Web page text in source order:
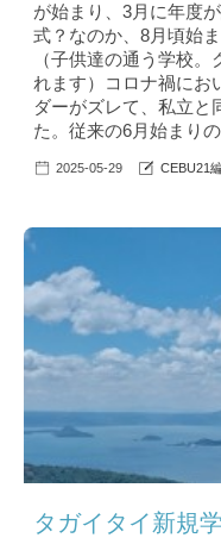
が始まり、3月に年度
式？なのか、8月頃始
（子供達の通う学校
れます）コロナ禍にお
ダーがズレて、私立と
た。従来の6月始まり
2025-05-29 CEBU21
タガイタイ新規